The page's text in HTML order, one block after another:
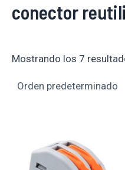
conector
Mostrando los 7